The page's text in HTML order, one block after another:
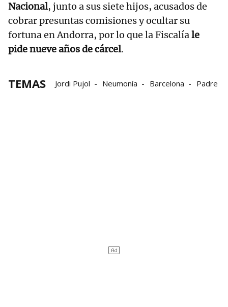
Nacional, junto a sus siete hijos, acusados de
cobrar presuntas comisiones y ocultar su
fortuna en Andorra, por lo que la Fiscalíale
pide nueve años de cárcel.
TEMAS Jordi Pujol Neumonía Barcelona Padre